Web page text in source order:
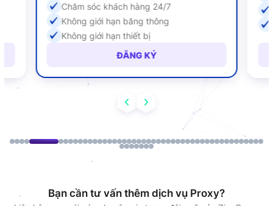
Chăm sóc khách hàng 24/7
Không giới hạn băng thông
Không giới hạn thiết bị
ĐĂNG KÝ
Bạn cần tư vấn thêm dịch vụ Proxy?